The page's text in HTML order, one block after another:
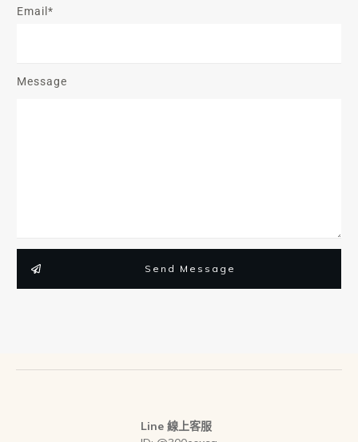
Email*
Message
Send Message
Line 線上客服